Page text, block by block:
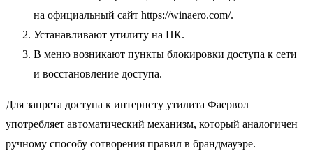
на официальный сайт https://winaero.com/.
Устанавливают утилиту на ПК.
В меню возникают пункты блокировки доступа к сети
и восстановление доступа.
Для запрета доступа к интернету утилита Фаервол
употребляет автоматический механизм, который аналогичен
ручному способу сотворения правил в брандмауэре.